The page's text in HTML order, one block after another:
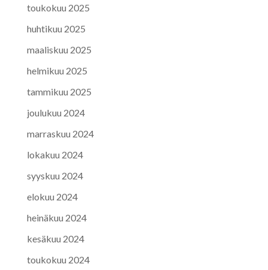
toukokuu 2025
huhtikuu 2025
maaliskuu 2025
helmikuu 2025
tammikuu 2025
joulukuu 2024
marraskuu 2024
lokakuu 2024
syyskuu 2024
elokuu 2024
heinäkuu 2024
kesäkuu 2024
toukokuu 2024